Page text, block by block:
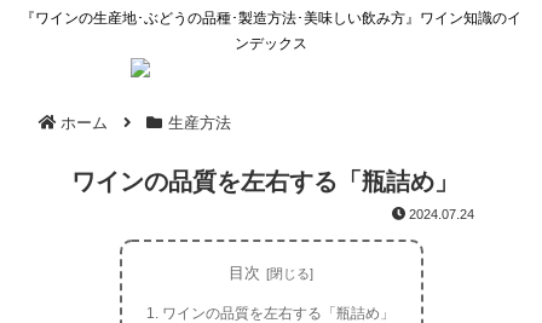
『ワインの生産地･ぶどうの品種･製造方法･美味しい飲み方』ワイン知識のイ
ンデックス
ホーム 生産方法
ワインの品質を左右する「瓶詰め」
2024.07.24
目次
ワインの品質を左右する「瓶詰め」